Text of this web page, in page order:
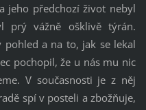
jeho předchozí život nebyl
prý vážně ošklivě týrán.
pohled a na to, jak se lekal
pochopil, že u nás mu nic
V současnosti je z něj
spí v posteli a zbožňuje,